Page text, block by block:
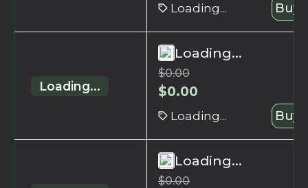
Loading... Buy
Loading...
Loading...
$0.00
$0.00
Loading... Buy
Loading...
$0.00